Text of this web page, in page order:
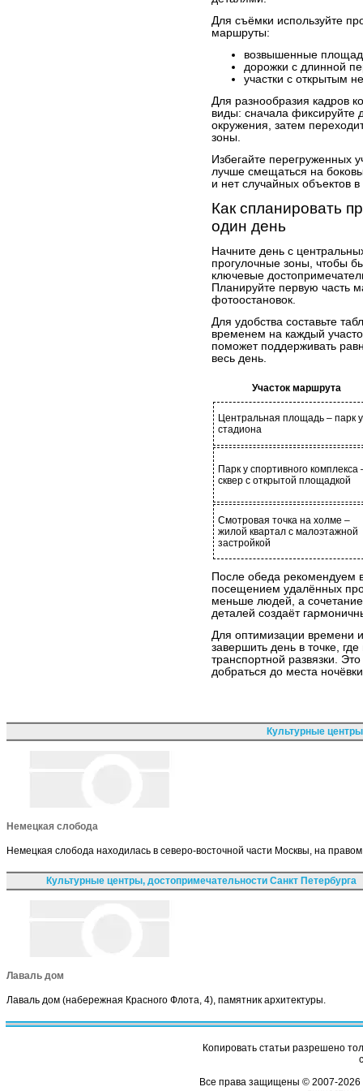
Для съёмки используйте
маршруты:
возвышенные
дорожки с длинной
участки с открытым
Для разнообразия кадров
виды: сначала фиксируйте
окружения, затем
зоны.
Избегайте перегруженных
лучше смещаться на
и нет случайных объектов в
Как спланировать
один день
Начните день с
прогулочные зоны, чтобы
ключевые
Планируйте первую часть
фотоостановок.
Для удобства составьте
временем на каждый
поможет поддерживать
весь день.
Участок маршрута
Центральная площадь – парк у
стадиона
Парк у спортивного комплекса
сквер с открытой площадкой
Смотровая точка на холме –
жилой квартал с малоэтажной
застройкой
После обеда рекомендуем
посещением удалённых
меньше людей, а
деталей создаёт
Для оптимизации времени
завершить день в точке,
транспортной развязки.
добраться до места
Культурные
Немецкая слобода
Немецкая слобода находилась в северо-восточной части Москвы, на
Культурные центры, достопримечательности Санкт Петербурга
Лаваль дом
Лаваль дом (набережная Красного Флота, 4), памятник архитектуры.
Копировать статьи разрешено
Все права защищены © 2007-2026